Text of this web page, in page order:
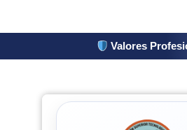
Valores